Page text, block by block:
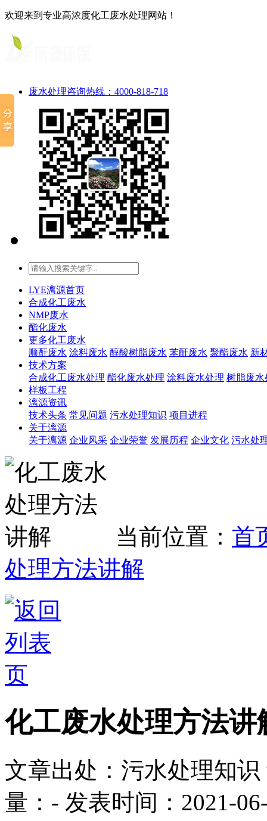
欢迎来到专业高浓度化工废水处理网站！
废水处理咨询热线：4000-818-718
LYE漓源首页
合成化工废水
NMP废水
酯化废水
更多化工废水
顺酐废水 涂料废水 醇酸树脂废水 苯酐废水 聚酯废水 新
技术方案
合成化工废水处理 酯化废水处理 涂料废水处理 树脂废水
样板工程
漓源资讯
技术头条 常见问题 污水处理知识 项目进程
关于漓源
关于漓源 企业风采 企业荣誉 发展历程 企业文化 污水处
当前位置： 首
处理方法讲解
化工废水处理方法讲
文章出处：污水处理知识
量： - 发表时间：2021-